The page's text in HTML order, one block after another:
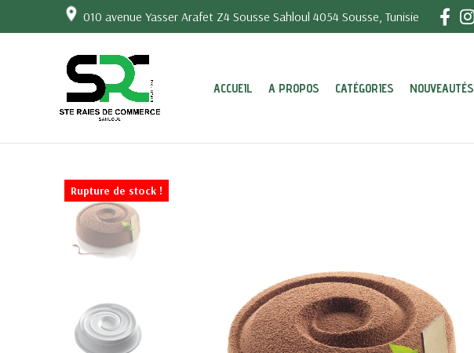
010 avenue Yasser Arafet Z4 Sousse Sahloul 4054 Sousse, Tunisie
ACCUEIL A PROPOS CATÉGORIES NOUVEAUTÉS
Rupture de stock !